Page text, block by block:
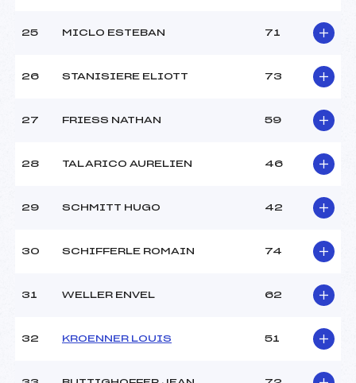
25 MICLO ESTEBAN 71
26 STANISIERE ELIOTT 73
27 FRIESS NATHAN 59
28 TALARICO AURELIEN 46
29 SCHMITT HUGO 42
30 SCHIFFERLE ROMAIN 74
31 WELLER ENVEL 62
32 KROENNER LOUIS 51